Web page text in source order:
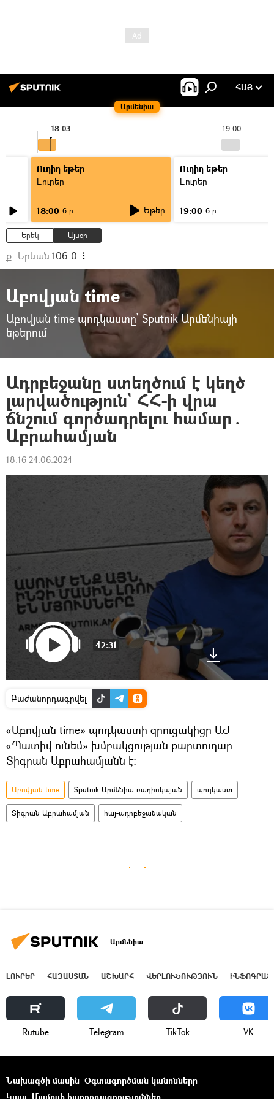
Արմենիա
ՀԱՅ
19:00
18:03
Ուղիղ եթեր
Լուրեր
18:00 6 ր Եթեր
Ուղիղ եթեր
Լուրեր
19:00 6 ր
Երեկ Այսօր
ք. Երևան 106.0
Աբովյան time
Աբովյան time պոդկաստը՝ Sputnik Արմենիայի
եթերում
Ադրբեջանը ստեղծում է կեղծ
լարվածություն` ՀՀ-ի վրա
ճնշում գործադրելու համար․
Աբրահամյան
18:16 24.06.2024
42:31
Բաժանորդագրվել
«Աբովյան time» պոդկաստի զրուցակիցը ԱԺ
«Պատիվ ունեմ» խմբակցության քարտուղար
Տիգրան Աբրահամյանն է։
Աբովյան time Sputnik Արմենիա ռադիոկայան պոդկաստ
Տիգրան Աբրահամյան հայ-ադրբեջանական
Արմենիա
ԼՈՒՐԵՐ ՀԱՅԱՍՏԱՆ ԱՇԽԱՐՀ ՎԵՐԼՈՒԾՈՒԹՅՈՒՆ
Rutube Telegram ТikТоk VK
Նախագծի մասին Օգտագործման կանոնները